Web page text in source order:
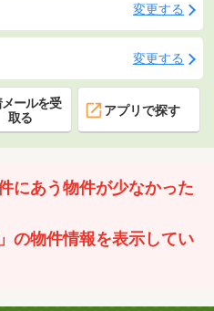
変更する
変更する
メールを受
取る
アプリで探す
にあう物件が少なかった
の物件情報を表示してい